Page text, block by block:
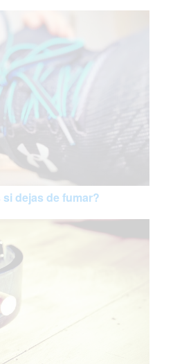
si dejas de fumar?